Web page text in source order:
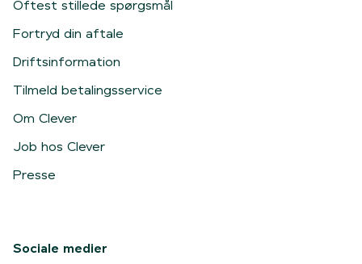
Oftest stillede spørgsmål
Fortryd din aftale
Driftsinformation
Tilmeld betalingsservice
Om Clever
Job hos Clever
Presse
Sociale medier